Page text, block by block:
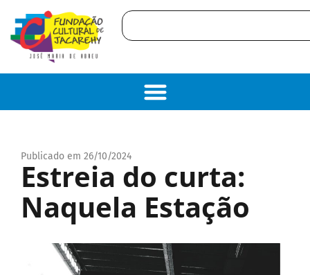
Publicado em 26/10/2024
Estreia do curta:
Naquela Estação